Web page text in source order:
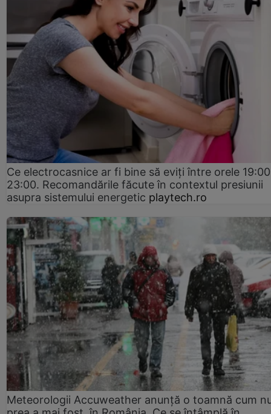
Ce electrocasnice ar fi bine să eviți între orele
23:00. Recomandările făcute în contextul presiunii
asupra sistemului energetic playtech.ro
Meteorologii Accuweather anunță o toamnă cum